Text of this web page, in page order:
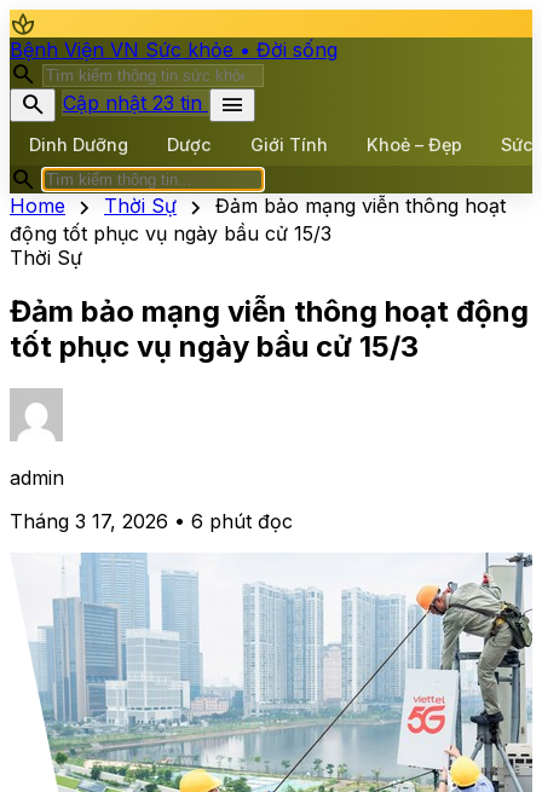
spa
Bệnh Viện VN Sức khỏe • Đời sống
search
search
Cập nhật 23 tin menu
Dinh Dưỡng Dược Giới Tính Khoẻ – Đẹp Sức
search
Home chevron_right Thời Sự chevron_right
Đảm bảo mạng viễn thông hoạt
động tốt phục vụ ngày bầu cử 15/3
Thời Sự
Đảm bảo mạng viễn thông hoạt động
tốt phục vụ ngày bầu cử 15/3
admin
Tháng 3 17, 2026 • 6 phút đọc